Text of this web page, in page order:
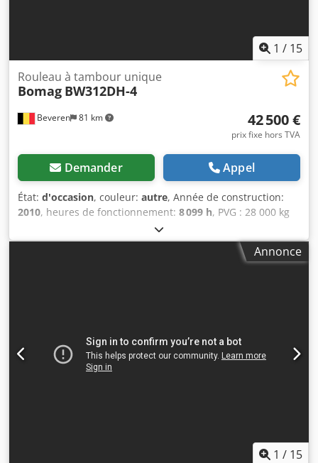
1 / 15
Beveren 81 km
Rouleau à tambour unique
Bomag BW312DH-4
42 500 €
prix fixe hors TVA
Demander Appel
État: d'occasion, couleur: autre, Année de construction:
2010, heures de fonctionnement: 8 099 h, PVG : 28 000 kg
Marque du moteur : Deutz Marquage CE : oui Numéro de
série : 101583141318 Machines à vendre ! Consultez notre
site internet pour découvrir une large sélection de
Contactez-nous et nous vous les enverrons rapidement.
Nous pouvons vous assister en néerlandais, anglais,
français, allemand, espagnol et russe. Découvrez notre
Annonce
1 / 15